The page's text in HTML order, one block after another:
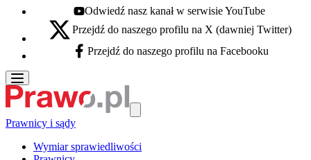
Youtube - otwiera się w nowej karcie
Odwiedź nasz kanał w serwisie YouTube
X - otwiera się w nowej karcie
Przejdź do naszego profilu na X (dawniej Twitter)
Facebook - otwiera się w nowej karcie
Przejdź do naszego profilu na Facebooku
Prawnicy i sądy
Wymiar sprawiedliwości